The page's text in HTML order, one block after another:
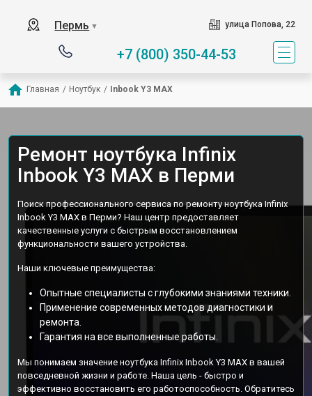
Пермь ▼ улица Попова, 22
+7 (800) 350-44-53
Главная / Ноутбук / Inbook Y3 MAX
Ремонт ноутбука Infinix
Inbook Y3 MAX в Перми
Поиск профессионального сервиса по ремонту ноутбука Infinix
Inbook Y3 MAX в Перми? Наш центр предоставляет
качественные услуги с быстрым восстановлением
функциональности вашего устройства.
Наши ключевые преимущества:
Опытные специалисты с глубокими знаниями техники.
Применение современных методов диагностики и
ремонта.
Гарантия на все выполненные работы.
Мы понимаем значение ноутбука Infinix Inbook Y3 MAX в вашей
повседневной жизни и работе. Наша цель - быстро и
эффективно восстановить его работоспособность. Обратитесь